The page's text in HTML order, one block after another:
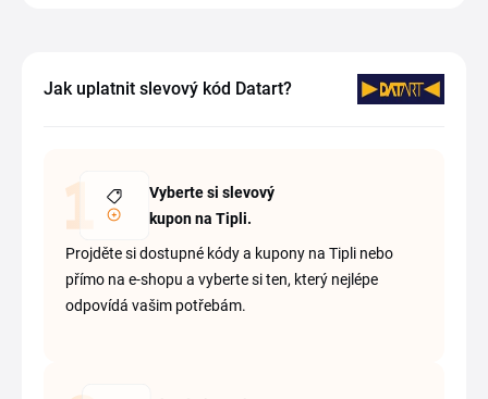
Jak uplatnit slevový kód Datart?
Vyberte si slevový
kupon na Tipli.
Projděte si dostupné kódy a kupony na Tipli nebo
přímo na e-shopu a vyberte si ten, který nejlépe
odpovídá vašim potřebám.